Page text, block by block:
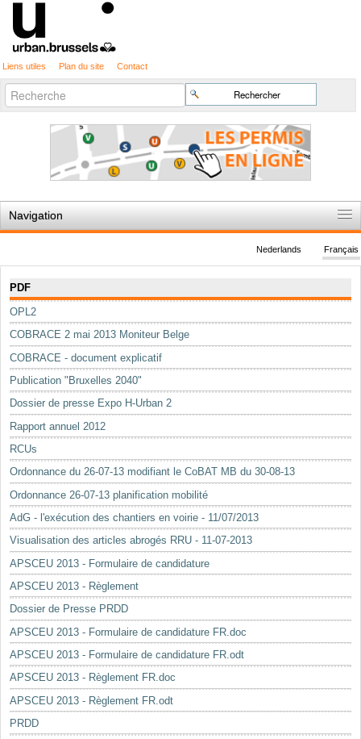
Liens utiles Plan du site Contact
Chercher par
Recherche
avancée…
Navigation
Règles du jeu
Permis d'urbanisme
Cartographie
Etudes et publications
Mots-clés
Renseignements urbanistiques
Français
Nederlands
PDF
OPL2
COBRACE 2 mai 2013 Moniteur Belge
COBRACE - document explicatif
Publication "Bruxelles 2040"
Dossier de presse Expo H-Urban 2
Rapport annuel 2012
RCUs
Ordonnance du 26-07-13 modifiant le CoBAT MB du 30-08-13
Ordonnance 26-07-13 planification mobilité
AdG - l'exécution des chantiers en voirie - 11/07/2013
Visualisation des articles abrogés RRU - 11-07-2013
APSCEU 2013 - Formulaire de candidature
APSCEU 2013 - Règlement
Dossier de Presse PRDD
APSCEU 2013 - Formulaire de candidature FR.doc
APSCEU 2013 - Formulaire de candidature FR.odt
APSCEU 2013 - Règlement FR.doc
APSCEU 2013 - Règlement FR.odt
PRDD